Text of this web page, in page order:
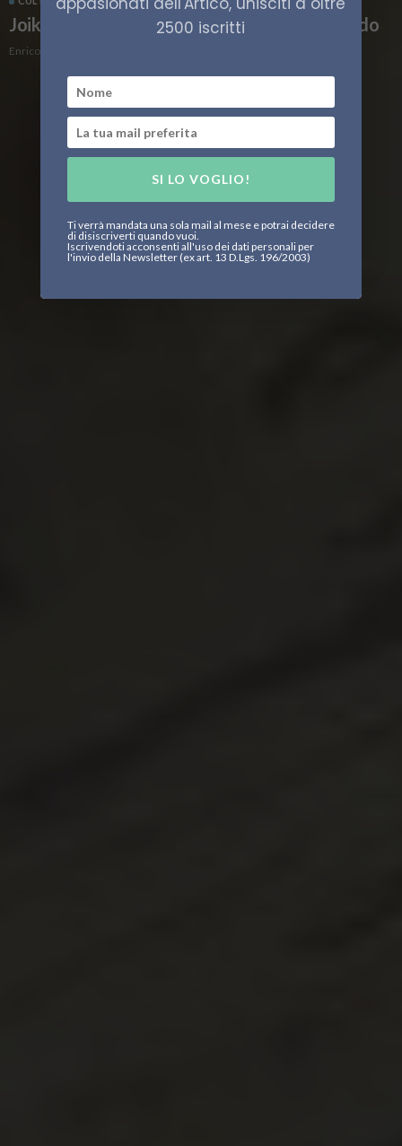
Joik, il canto antico dei Sámi che sta rinascendo
Enrico Peschiera
2500 iscritti
SI LO VOGLIO!
Ti verrà mandata una sola mail al mese e potrai decidere
di disiscriverti quando vuoi.
Iscrivendoti acconsenti all'uso dei dati personali per
l'invio della Newsletter (ex art. 13 D.Lgs. 196/2003)